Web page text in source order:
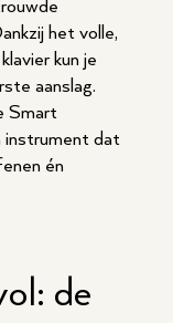
het volle,
kun je
aanslag.
Smart
instrument dat
én
de